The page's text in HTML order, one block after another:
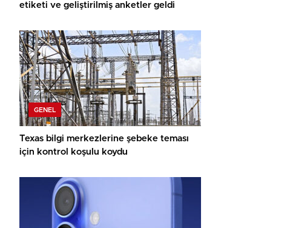
etiketi ve geliştirilmiş anketler geldi
GENEL
Texas bilgi merkezlerine şebeke teması
için kontrol koşulu koydu